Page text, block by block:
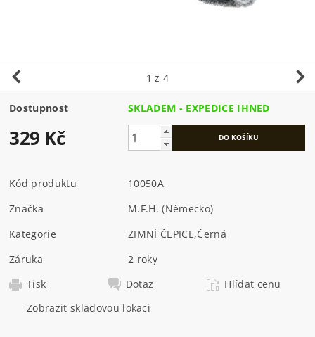
1 z 4
Dostupnost SKLADEM - EXPEDICE IHNED
329 Kč
Kód produktu
10050A
Značka
M.F.H. (Německo)
Kategorie
ZIMNÍ ČEPICE,Černá
Záruka
2 roky
Tisk
Dotaz
Hlídat cenu
Zobrazit skladovou lokaci